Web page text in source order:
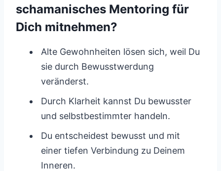
schamanisches Mentoring für
Dich mitnehmen?
Alte Gewohnheiten lösen sich, weil Du
sie durch Bewusstwerdung
veränderst.
Durch Klarheit kannst Du bewusster
und selbstbestimmter handeln.
Du entscheidest bewusst und mit
einer tiefen Verbindung zu Deinem
Inneren.